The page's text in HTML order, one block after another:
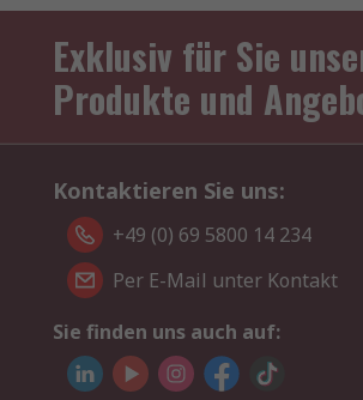
Exklusiv für Sie
Produkte und
Kontaktieren Sie uns:
+49 (0) 69 5800 14 234
Per E-Mail unter Kontakt
Sie finden uns auch auf: